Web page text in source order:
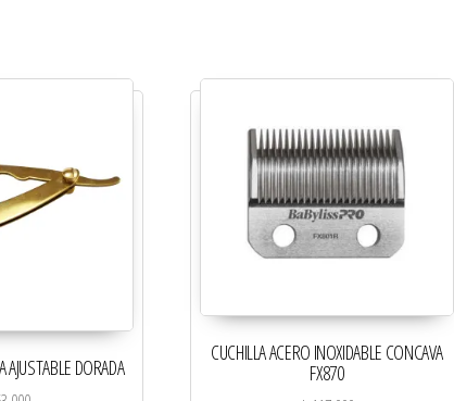
AJUSTABLE DORADA
CUCHILLA ACERO INOXIDABLE CONCAVA
FX870